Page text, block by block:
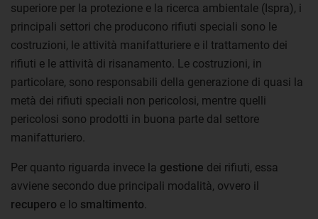
superiore per la protezione e la ricerca ambientale (Ispra), i
principali settori che producono rifiuti speciali sono le
costruzioni, le attività manifatturiere e il trattamento dei
rifiuti e le attività di risanamento. Le costruzioni, in
particolare, sono responsabili della generazione di quasi la
metà dei rifiuti speciali non pericolosi, mentre quelli
pericolosi sono prodotti in buona parte dal settore
manifatturiero.
Per quanto riguarda invece la gestione dei rifiuti, essa
avviene secondo due principali modalità, ovvero il
recupero e lo smaltimento